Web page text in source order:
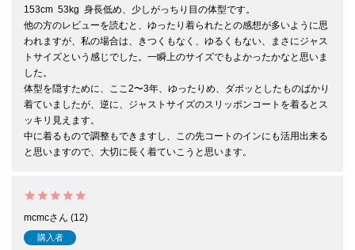
153cm  53kg  身長低め、少しがっちり目の体型です。
他の方のレビューを読むと、ゆったり着られたとの感想が多いように思
われますが、私の場合は、きつくもなく、ゆるくもない、まさにジャス
トサイズという感じでした。一瞬上のサイズでもよかったかなと思いま
した。
体型を隠すために、ここ2〜3年、ゆったりめ、ダボッとしたものばかり
着ていましたが、逆に、ジャストサイズのスリッポンコートを着るとス
ッキリ見えます。
中に着るもので調整もできますし、この先コートのインにも活用出来る
と思いますので、大切に長く着ていこうと思います。
mcmc 12
購入者